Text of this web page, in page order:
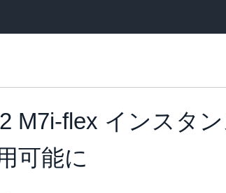
M7i-flex インスタ
可能に